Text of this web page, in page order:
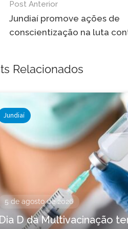
Post Anterior
Jundiaí promove ações de
conscientização na luta
Relacionados
Jundiaí
5 de agosto de 2026
Dia D da Multivacinação